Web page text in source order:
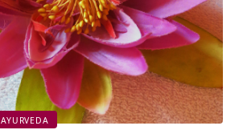
AYURVEDA